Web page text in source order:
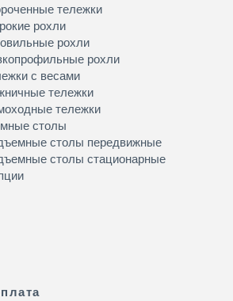
тележки
рохли
рохли
рохли
с весами
тележки
тележки
столы
столы передвижные
столы стационарные